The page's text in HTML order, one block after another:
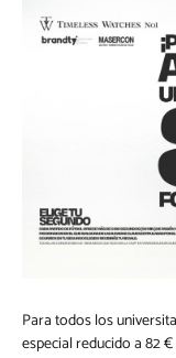
Para todos los
especial reducido a 82